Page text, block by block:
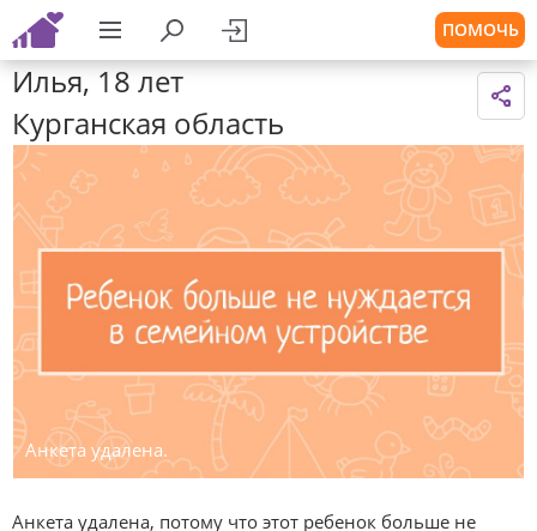
ПОМОЧЬ
Илья, 18 лет
Курганская область
Анкета удалена.
Анкета удалена, потому что этот ребенок больше не